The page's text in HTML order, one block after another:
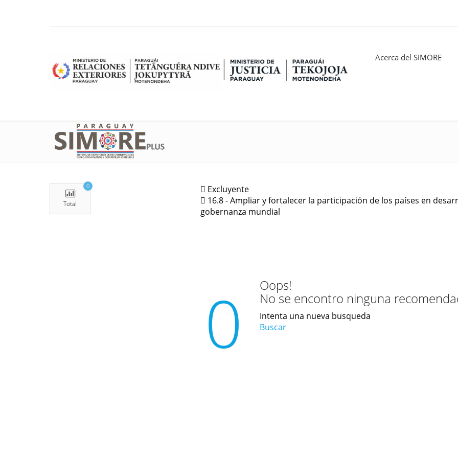
Acerca del SIMORE
Total
0
Excluyente
16.8 - Ampliar y fortalecer la participación de los países en
gobernanza mundial
0 Oops!
No se encontro ninguna
Intenta una nueva busqueda
Buscar